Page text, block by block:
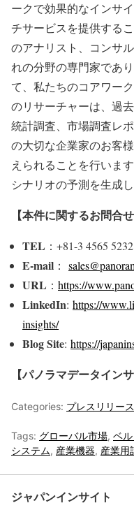
ークで効果的なインサ
チサービスを提供する
のアナリスト、コンサ
れの分野の専門家であ
て、私たちのコアワー
のリサーチャーは、過
統計調査、市場調査レ
の大切な企業家のお客
えられることを行いま
シナリオの予測を生成し
【本件に関するお問合せ
TEL ：+81-3 4565
E-mail ：
URL ： https://
LinkedIn: https://
insights/
Blog Site: https://
【パノラマデータイン
Categories: プレスリリース
Tags: グローバル市場, ベ
システム, 産業機器, 産業用
ジャパンインサイト